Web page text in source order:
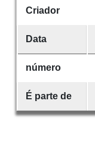
Criador
Data
número
É parte de